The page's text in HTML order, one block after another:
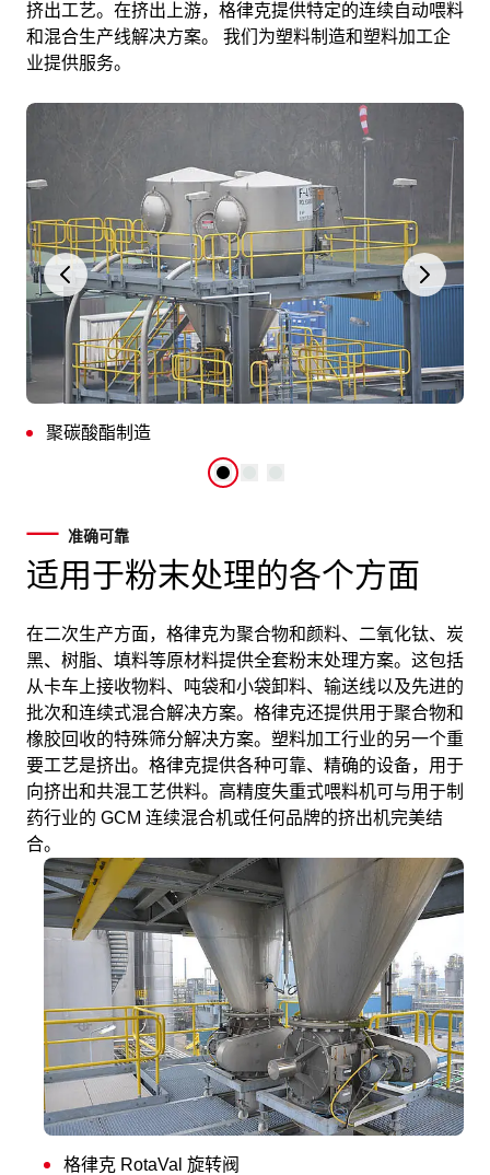
聚碳酸酯制造
挤出工艺。在挤出上游，格律克提供特定的连续自动喂料
和混合生产线解决方案。 我们为塑料制造和塑料加工企
业提供服务。
准确可靠
适用于粉末处理的各个方面
在二次生产方面，格律克为聚合物和颜料、二氧化钛、炭
黑、树脂、填料等原材料提供全套粉末处理方案。这包括
从卡车上接收物料、吨袋和小袋卸料、输送线以及先进的
批次和连续式混合解决方案。格律克还提供用于聚合物和
橡胶回收的特殊筛分解决方案。塑料加工行业的另一个重
要工艺是挤出。格律克提供各种可靠、精确的设备，用于
向挤出和共混工艺供料。高精度失重式喂料机可与用于制
药行业的 GCM 连续混合机或任何品牌的挤出机完美结
合。
格律克 RotaVal 旋转阀